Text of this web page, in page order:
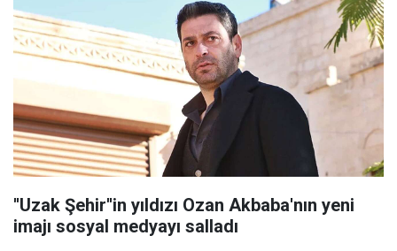
''Uzak Şehir''in yıldızı Ozan Akbaba'nın yeni
imajı sosyal medyayı salladı